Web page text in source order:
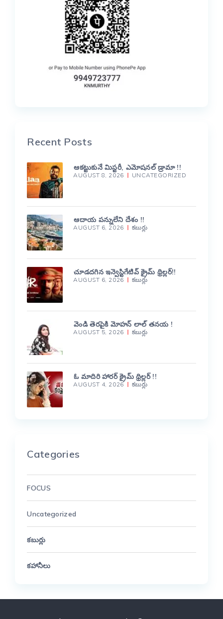
Recent Posts
ఆకట్టుకునే మిస్టరీ, ఎమోషనల్ డ్రామా !!
AUGUST 8, 2026 UNCATEGORIZED
ఆదాయ పన్నులేని దేశం !!
AUGUST 6, 2026 కబుర్లు
చూడదగిన ఇన్వెస్టిగేటివ్ క్రైమ్ థ్రిల్లర్!!
AUGUST 6, 2026 కబుర్లు
వెండి తెరపైకి మోహన్ లాల్ తనయ !
AUGUST 5, 2026 కబుర్లు
ఓ మాదిరి హారర్ క్రైమ్ థ్రిల్లర్ !!
AUGUST 4, 2026 కబుర్లు
Categories
FOCUS
Uncategorized
కబుర్లు
కహానీలు